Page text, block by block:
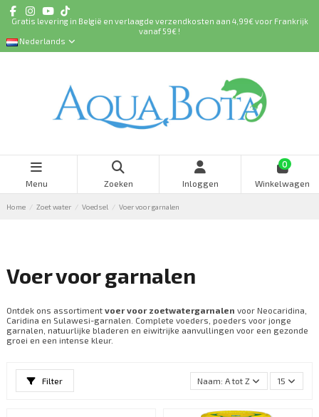
Gratis levering in België en verlaagde verzendkosten aan 4,99€ voor Frankrijk
vanaf 59€ !
Nederlands
Menu Zoeken Inloggen
0
Winkelwagen
Home Zoet water Voedsel Voer voor garnalen
Voer voor garnalen
Ontdek ons assortiment voer voor zoetwatergarnalen voor Neocaridina,
Caridina en Sulawesi-garnalen. Complete voeders, poeders voor jonge
garnalen, natuurlijke bladeren en eiwitrijke aanvullingen voor een gezonde
groei en een intense kleur.
Filter Naam: A tot Z 15